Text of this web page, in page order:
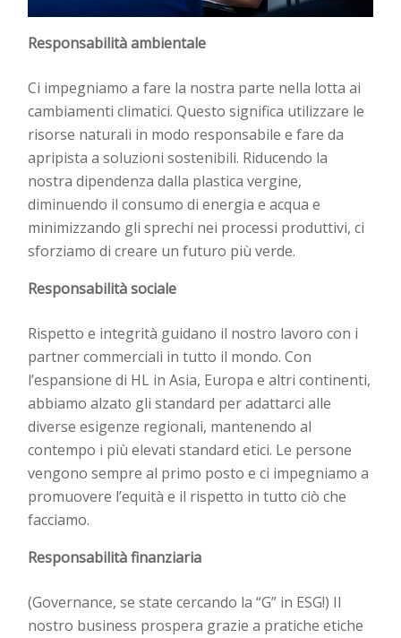
Responsabilità ambientale
Ci impegniamo a fare la nostra parte nella lotta ai
cambiamenti climatici. Questo significa utilizzare le
risorse naturali in modo responsabile e fare da
apripista a soluzioni sostenibili. Riducendo la
nostra dipendenza dalla plastica vergine,
diminuendo il consumo di energia e acqua e
minimizzando gli sprechi nei processi produttivi, ci
sforziamo di creare un futuro più verde.
Responsabilità sociale
Rispetto e integrità guidano il nostro lavoro con i
partner commerciali in tutto il mondo. Con
l’espansione di HL in Asia, Europa e altri continenti,
abbiamo alzato gli standard per adattarci alle
diverse esigenze regionali, mantenendo al
contempo i più elevati standard etici. Le persone
vengono sempre al primo posto e ci impegniamo a
promuovere l’equità e il rispetto in tutto ciò che
facciamo.
Responsabilità finanziaria
(Governance, se state cercando la “G” in ESG!) Il
nostro business prospera grazie a pratiche etiche